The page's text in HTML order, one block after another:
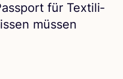
für Tex­ti­li­
müssen